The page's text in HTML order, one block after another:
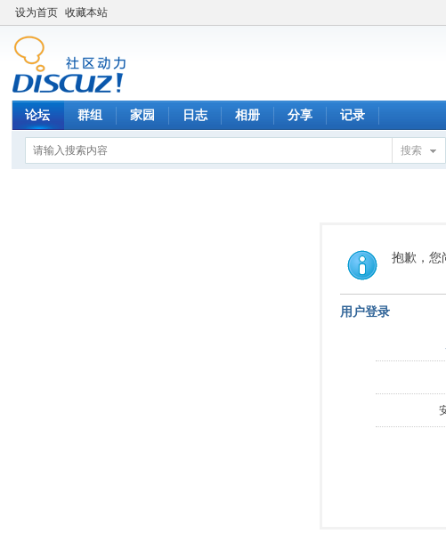
设为首页 收藏本站
论坛 群组 家园 日志 相册 分享 记录
搜索
抱歉，您
用户登录